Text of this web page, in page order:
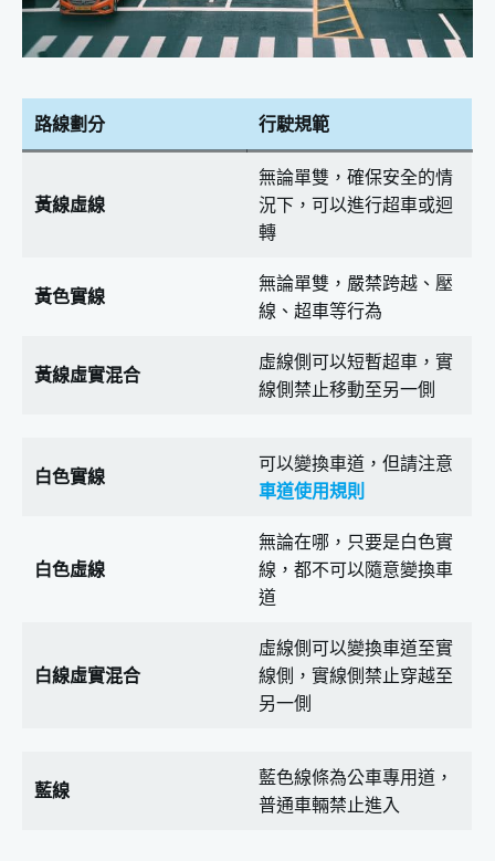
路線劃分 行駛規範
黃線虛線
無論單雙，確保安全的情
況下，可以進行超車或迴
轉
黃色實線
無論單雙，嚴禁跨越、壓
線、超車等行為
黃線虛實混合
虛線側可以短暫超車，實
線側禁止移動至另一側
白色實線
可以變換車道，但請注意
車道使用規則
白色虛線
無論在哪，只要是白色實
線，都不可以隨意變換車
道
白線虛實混合
虛線側可以變換車道至實
線側，實線側禁止穿越至
另一側
藍線
藍色線條為公車專用道，
普通車輛禁止進入